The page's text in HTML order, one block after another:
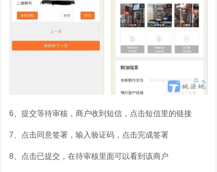
6、提交等待审核，商户收到短信，点击短信里的链接
7、点击同意签署，输入验证码，点击完成签署
8、点击已提交，在待审核里面可以看到该商户